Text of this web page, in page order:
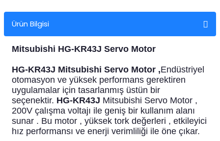
Yuvası
Kablo
Kablo
Kablo
Membranı
PLG Encoder
Ürün Bilgisi
Mitsubishi HG-KR43J Servo Motor
HG-KR43J Mitsubishi Servo Motor ,Endüstriyel
otomasyon ve yüksek performans gerektiren
uygulamalar için tasarlanmış üstün bir
seçenektir. HG-KR43J Mitsubishi Servo Motor ,
200V çalışma voltajı ile geniş bir kullanım alanı
sunar . Bu motor , yüksek tork değerleri , etkileyici
hız performansı ve enerji verimliliği ile öne çıkar.